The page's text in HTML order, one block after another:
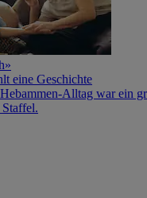
eine Geschichte
Alltag war ein
Staffel.